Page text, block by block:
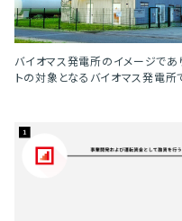
バイオマス発電所のイメージであ
トの対象となるバイオマス発電所